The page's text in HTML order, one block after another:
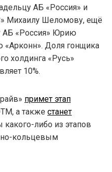
АБ «Россия» и
Михаилу Шеломову, ещё
АБ «Россия» Юрию
«Арконн». Доля гонщика
холдинга «Русь»
10%.
примет этап
а также станет
какого-либо из этапов
кольцевым